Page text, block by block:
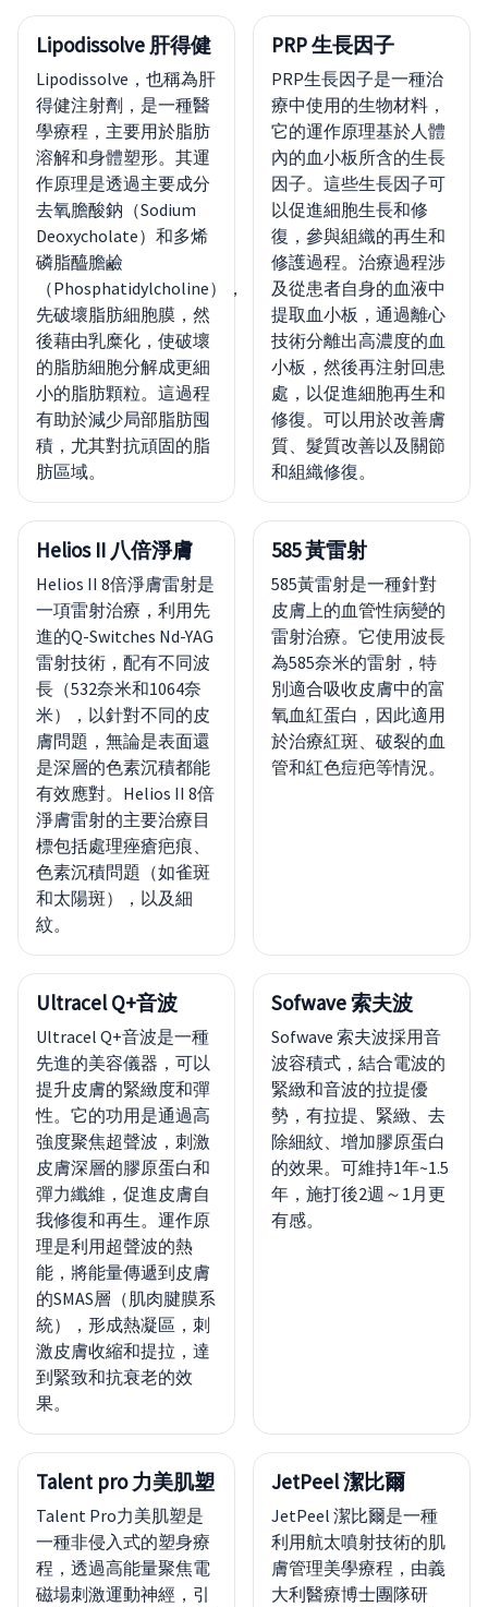
Lipodissolve 肝得健
Lipodissolve，也稱為肝
得健注射劑，是一種醫
學療程，主要用於脂肪
溶解和身體塑形。其運
作原理是透過主要成分
去氧膽酸鈉（Sodium
Deoxycholate）和多烯
磷脂醯膽鹼
（Phosphatidylcholine），
先破壞脂肪細胞膜，然
後藉由乳糜化，使破壞
的脂肪細胞分解成更細
小的脂肪顆粒。這過程
有助於減少局部脂肪囤
積，尤其對抗頑固的脂
肪區域。
PRP 生長因子
PRP生長因子是一種治
療中使用的生物材料，
它的運作原理基於人體
內的血小板所含的生長
因子。這些生長因子可
以促進細胞生長和修
復，參與組織的再生和
修護過程。治療過程涉
及從患者自身的血液中
提取血小板，通過離心
技術分離出高濃度的血
小板，然後再注射回患
處，以促進細胞再生和
修復。可以用於改善膚
質、髮質改善以及關節
和組織修復。
Helios II 八倍淨膚
Helios II 8倍淨膚雷射是
一項雷射治療，利用先
進的Q-Switches Nd-YAG
雷射技術，配有不同波
長（532奈米和1064奈
米），以針對不同的皮
膚問題，無論是表面還
是深層的色素沉積都能
有效應對。Helios II 8倍
淨膚雷射的主要治療目
標包括處理痤瘡疤痕、
色素沉積問題（如雀斑
和太陽斑），以及細
紋。
585 黃雷射
585黃雷射是一種針對
皮膚上的血管性病變的
雷射治療。它使用波長
為585奈米的雷射，特
別適合吸收皮膚中的富
氧血紅蛋白，因此適用
於治療紅斑、破裂的血
管和紅色痘疤等情況。
Ultracel Q+音波
Ultracel Q+音波是一種
先進的美容儀器，可以
提升皮膚的緊緻度和彈
性。它的功用是通過高
強度聚焦超聲波，刺激
皮膚深層的膠原蛋白和
彈力纖維，促進皮膚自
我修復和再生。運作原
理是利用超聲波的熱
能，將能量傳遞到皮膚
的SMAS層（肌肉腱膜系
統），形成熱凝區，刺
激皮膚收縮和提拉，達
到緊致和抗衰老的效
果。
Sofwave 索夫波
Sofwave 索夫波採用音
波容積式，結合電波的
緊緻和音波的拉提優
勢，有拉提、緊緻、去
除細紋、增加膠原蛋白
的效果。可維持1年~1.5
年，施打後2週～1月更
有感。
Talent pro 力美肌塑
Talent Pro力美肌塑是
一種非侵入式的塑身療
程，透過高能量聚焦電
磁場刺激運動神經，引
JetPeel 潔比爾
JetPeel 潔比爾是一種
利用航太噴射技術的肌
膚管理美學療程，由義
大利醫療博士團隊研